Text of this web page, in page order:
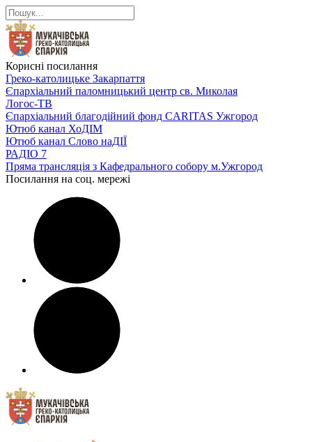
Корисні посилання
Греко-католицьке Закарпаття
Єпархіальний паломницький центр св. Миколая
Логос-ТВ
Єпархіальний благодійний фонд CARITAS Ужгород
Ютюб канал ХоДІМ
Ютюб канал Слово наДІЇ
РАДІО 7
Пряма трансляція з Кафедрального собору м.Ужгород
Посилання на соц. мережі